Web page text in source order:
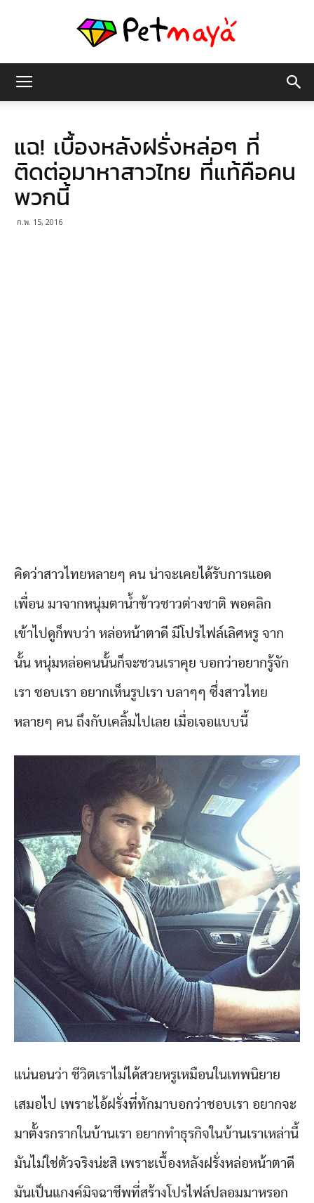
มายา
แฉ! เบื้องหลังฝรั่งหล่อๆ ที่
ติดต่อมาหาสาวไทย ที่แท้คือคน
พวกนี้
ก.พ. 15, 2016
คิดว่าสาวไทยหลายๆ คน น่าจะเคยได้รับการแอด
เพื่อน มาจากหนุ่มตาน้ำข้าวชาวต่างชาติ พอคลิก
เข้าไปดูก็พบว่า หล่อหน้าตาดี มีโปรไฟล์เลิศหรู จาก
นั้น หนุ่มหล่อคนนั้นก็จะชวนเราคุย บอกว่าอยากรู้จัก
เรา ชอบเรา อยากเห็นรูปเรา บลาๆๆ ซึ่งสาวไทย
หลายๆ คน ถึงกับเคลิ้มไปเลย เมื่อเจอแบบนี้
แน่นอนว่า ชีวิตเราไม่ได้สวยหรูเหมือนในเทพนิยาย
เสมอไป เพราะไอ้ฝรั่งที่ทักมาบอกว่าชอบเรา อยากจะ
มาตั้งรกรากในบ้านเรา อยากทำธุรกิจในบ้านเราเหล่านี้
มันไม่ใช่ตัวจริงน่ะสิ เพราะเบื้องหลังฝรั่งหล่อหน้าตาดี
มันเป็นแกงค์มิจฉาชีพที่สร้างโปรไฟล์ปลอมมาหรอก